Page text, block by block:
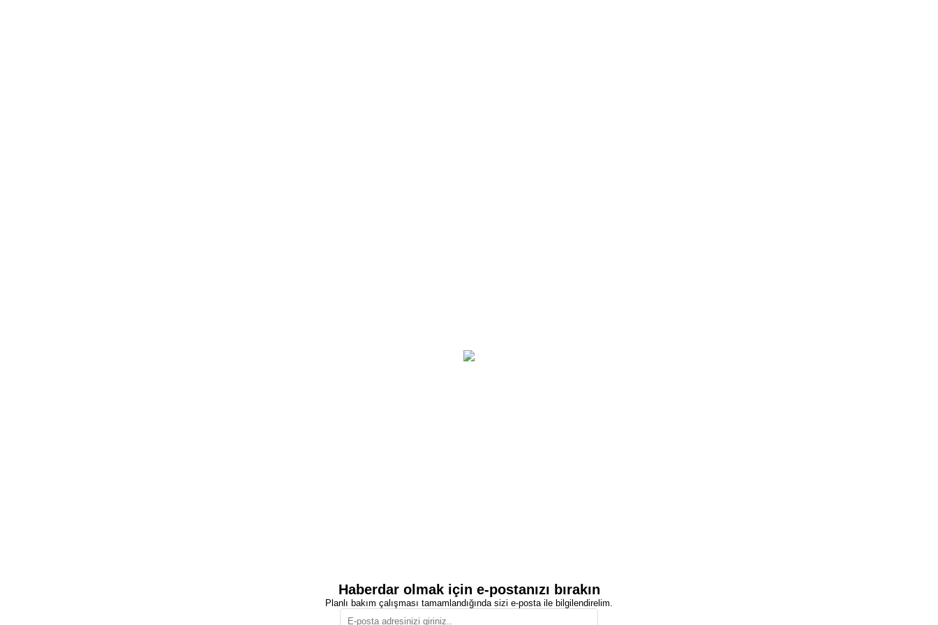
Haberdar olmak için e-postanızı bırakın
Planlı bakım çalışması tamamlandığında sizi e-posta ile bilgilendirelim.